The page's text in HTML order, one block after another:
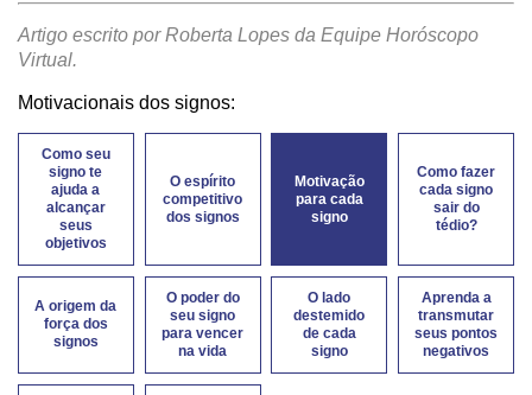
Artigo escrito por Roberta Lopes da Equipe Horóscopo
Virtual.
Motivacionais dos signos:
Como seu
signo te
ajuda a
alcançar
seus
objetivos
O espírito
competitivo
dos signos
Motivação
para cada
signo
Como fazer
cada signo
sair do
tédio?
A origem da
força dos
signos
O poder do
seu signo
para vencer
na vida
O lado
destemido
de cada
signo
Aprenda a
transmutar
seus pontos
negativos